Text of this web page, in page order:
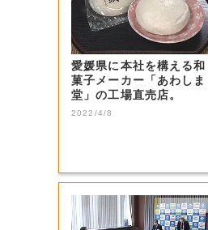
愛媛県に本社を構える和
菓子メーカー「あわしま
堂」の工場直売店。
2022/4/8